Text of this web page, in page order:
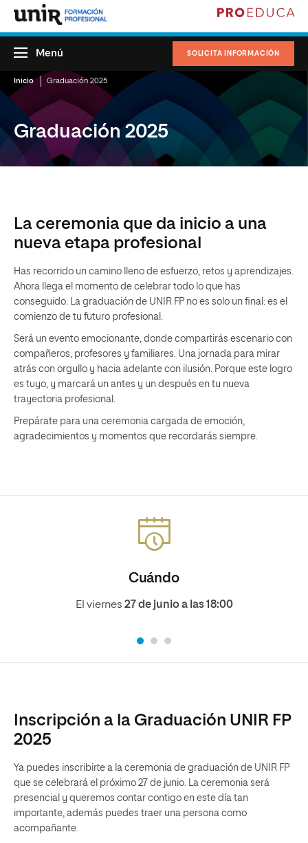
SOLICITA INFORMACIÓN
Menú
Inicio Graduación 2025
Graduación 2025
La ceremonia que da inicio a una
nueva etapa profesional
Has recorrido un camino lleno de esfuerzo, retos y aprendizajes.
Ahora llega el momento de celebrar todo lo que has
conseguido. La graduación de UNIR FP no es solo un final: es el
comienzo de tu futuro profesional.
Será un evento emocionante, donde compartirás escenario con
compañeros, profesores y familiares. Una jornada para mirar
atrás con orgullo y hacia adelante con ilusión. Porque este logro
es tuyo, y marcará un antes y un después en tu nueva
trayectoria profesional.
Prepárate para una ceremonia cargada de emoción,
agradecimientos y momentos que recordarás siempre.
Cuándo
El viernes 27 de junio a las 18:00
Inscripción a la Graduación UNIR FP
2025
Ya puedes inscribirte a la ceremonia de graduación de UNIR FP
que se celebrará el próximo 27 de junio. La ceremonia será
presencial y queremos contar contigo en este día tan
importante, además puedes traer una persona como
acompañante.